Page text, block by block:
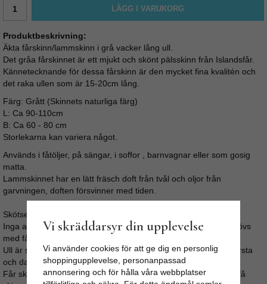
LÄGG I VARUKORG
Produktbeskrivning:
Äkta fårskinn/lammskinn i grå vacker lång ull.
Det gråa fårskinnet är ett mjukt och skönt pälsskinn från Islandsfår.
Kännetecknande för dessa fårskinn är den mycket fina kvalitén och
det raka ullen som är 15-20cm lång.
Färg: Grått (Skinnets naturliga färg)
L: Ca 90-110cm
B: Ca 60 - 80 cm
Storlekarna kan variera något.
Används i fåtöljer, på sängar, i soffor , barnvagnar eller som gosig
matta.
Lammskinnet har en lätt fräsch doft från tvål och oljor från
garvningen, doften försvinner med tiden.
Skötselråd:
Inga av våra fårskinn bör tvättas i maskin, vilket inte heller behövs
med fårskinn.
Ull är självrensande, vädra skinnet under tak i fuktigt väder. Borsta
och dammsug regelbundet.
Får skinnet fläckar så gnugga med lätt fuktad trasa, undvik att få
Vi skräddarsyr din upplevelse
Vi använder cookies för att ge dig en personlig
shoppingupplevelse, personanpassad
annonsering och för hålla våra webbplatser